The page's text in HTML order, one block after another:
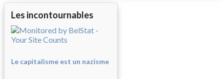
Les incontournables
Le capitalisme est un nazisme